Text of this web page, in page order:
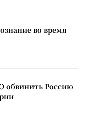
во время
обвинить Россию